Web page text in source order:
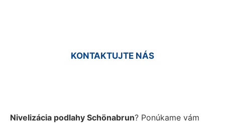
KONTAKTUJTE NÁS
Nivelizácia podlahy Schönabrun? Ponúkame vám